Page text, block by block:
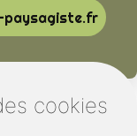
cookies
paysagiste.fr